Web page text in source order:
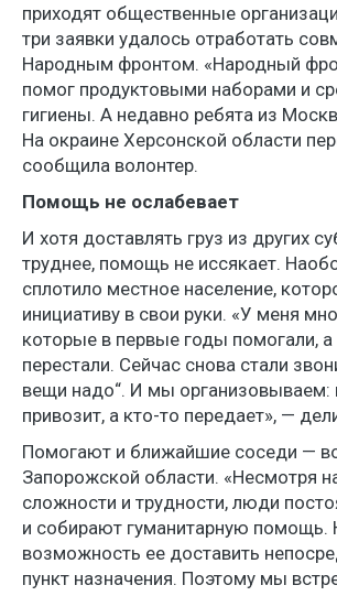
приходят общественные
три заявки удалось отработать
Народным фронтом. «Народный
помог продуктовыми наборами и
гигиены. А недавно ребята из
На окраине Херсонской области
сообщила волонтер.
Помощь не ослабевает
И хотя доставлять груз из других
труднее, помощь не иссякает.
сплотило местное население,
инициативу в свои руки. «У меня
которые в первые годы помогали,
перестали. Сейчас снова стали
вещи надо“. И мы организовываем:
привозит, а кто-то передает», —
Помогают и ближайшие соседи —
Запорожской области. «Несмотря
сложности и трудности, люди
и собирают гуманитарную помощь.
возможность ее доставить
пункт назначения. Поэтому мы